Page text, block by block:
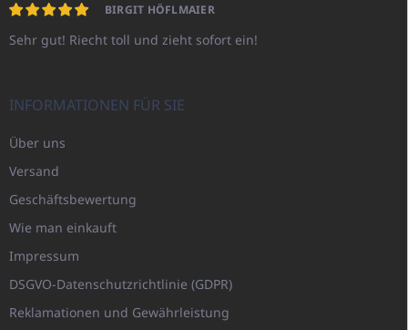
BIRGIT HÖFLMAIER
Sehr gut! Riecht toll und zieht sofort ein!
INFORMATIONEN FÜR SIE
Über uns
Versand
Geschäftsbewertung
Wie man einkauft
Impressum
DSGVO-Datenschutzrichtlinie (GDPR)
Reklamationen und Gewährleistung